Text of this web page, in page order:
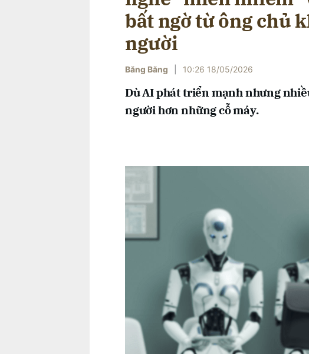
bất ngờ từ ông chủ
người
Băng Băng 10:26 18/05/2026
Dù AI phát triển mạnh nhưng
người hơn những cỗ máy.